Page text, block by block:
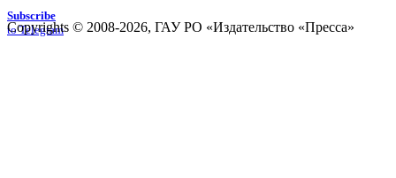
Subscribe
to Telegram
Copyrights © 2008-2026, ГАУ РО «Издательство «Пресса»